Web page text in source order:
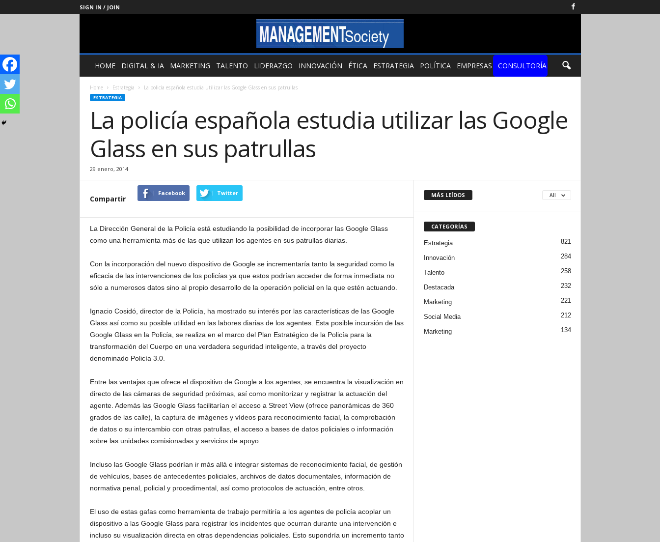
SIGN IN / JOIN
Management
SocietyHOME DIGITAL & IA MARKETING TALENTO LIDERAZGO INNOVACIÓN ÉTICA ESTRATEGIA POLÍTICA EMPRESAS CONSULTORÍA
Home Estrategia La policía española estudia utilizar las Google Glass en sus patrullas
ESTRATEGIA
La policía española estudia utilizar las Google
Glass en sus patrullas
29 enero, 2014
Compartir
Facebook Twitter
La Dirección General de la Policía está estudiando la posibilidad de incorporar las Google Glass
como una herramienta más de las que utilizan los agentes en sus patrullas diarias.
Con la incorporación del nuevo dispositivo de Google se incrementaría tanto la seguridad como la
eficacia de las intervenciones de los policías ya que estos podrían acceder de forma inmediata no
sólo a numerosos datos sino al propio desarrollo de la operación policial en la que estén actuando.
Ignacio Cosidó, director de la Policía, ha mostrado su interés por las características de las Google
Glass así como su posible utilidad en las labores diarias de los agentes. Esta posible incursión de las
Google Glass en la Policía, se realiza en el marco del Plan Estratégico de la Policía para la
transformación del Cuerpo en una verdadera seguridad inteligente, a través del proyecto
denominado Policía 3.0.
Entre las ventajas que ofrece el dispositivo de Google a los agentes, se encuentra la visualización en
directo de las cámaras de seguridad próximas, así como monitorizar y registrar la actuación del
agente. Además las Google Glass facilitarían el acceso a Street View (ofrece panorámicas de 360
grados de las calle), la captura de imágenes y vídeos para reconocimiento facial, la comprobación
de datos o su intercambio con otras patrullas, el acceso a bases de datos policiales o información
sobre las unidades comisionadas y servicios de apoyo.
Incluso las Google Glass podrían ir más allá e integrar sistemas de reconocimiento facial, de gestión
de vehículos, bases de antecedentes policiales, archivos de datos documentales, información de
normativa penal, policial y procedimental, así como protocolos de actuación, entre otros.
El uso de estas gafas como herramienta de trabajo permitiría a los agentes de policía acoplar un
dispositivo a las Google Glass para registrar los incidentes que ocurran durante una intervención e
incluso su visualización directa en otras dependencias policiales. Esto supondría un incremento tanto
MÁS LEÍDOS All
CATEGORÍAS
Estrategia 821
Innovación 284
Talento 258
Destacada 232
Marketing 221
Social Media 212
Marketing 134